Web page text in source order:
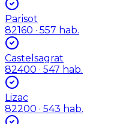
Parisot
82160 · 557 hab.
Castelsagrat
82400 · 547 hab.
Lizac
82200 · 543 hab.